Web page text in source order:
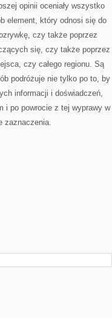
opinii oceniały wszystko
element, który odnosi się do
czy także poprzez
się, czy także poprzez
czy całego regionu. Są
podróżuje nie tylko po to, by
informacji i doświadczeń,
i po powrocie z tej wyprawy w
zaznaczenia.